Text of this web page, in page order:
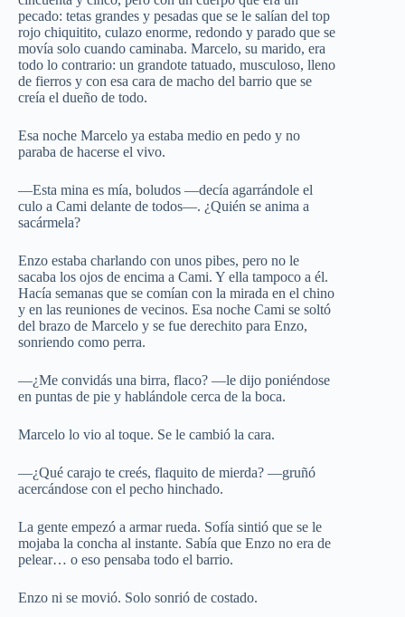
pecado: tetas grandes y pesadas que se le salían del top
rojo chiquitito, culazo enorme, redondo y parado que se
movía solo cuando caminaba. Marcelo, su marido, era
todo lo contrario: un grandote tatuado, musculoso, lleno
de fierros y con esa cara de macho del barrio que se
creía el dueño de todo.
Esa noche Marcelo ya estaba medio en pedo y no
paraba de hacerse el vivo.
—Esta mina es mía, boludos —decía agarrándole el
culo a Cami delante de todos—. ¿Quién se anima a
sacármela?
Enzo estaba charlando con unos pibes, pero no le
sacaba los ojos de encima a Cami. Y ella tampoco a él.
Hacía semanas que se comían con la mirada en el chino
y en las reuniones de vecinos. Esa noche Cami se soltó
del brazo de Marcelo y se fue derechito para Enzo,
sonriendo como perra.
—¿Me convidás una birra, flaco? —le dijo poniéndose
en puntas de pie y hablándole cerca de la boca.
Marcelo lo vio al toque. Se le cambió la cara.
—¿Qué carajo te creés, flaquito de mierda? —gruñó
acercándose con el pecho hinchado.
La gente empezó a armar rueda. Sofía sintió que se le
mojaba la concha al instante. Sabía que Enzo no era de
pelear… o eso pensaba todo el barrio.
Enzo ni se movió. Solo sonrió de costado.